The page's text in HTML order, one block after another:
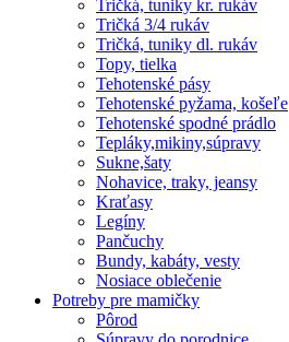
Tričká, tuniky kr. rukáv
Tričká 3/4 rukáv
Tričká, tuniky dl. rukáv
Topy, tielka
Tehotenské pásy
Tehotenské pyžama, košeľe
Tehotenské spodné prádlo
Tepláky,mikiny,súpravy
Sukne,šaty
Nohavice, traky, jeansy
Kraťasy
Legíny
Pančuchy
Bundy, kabáty, vesty
Nosiace oblečenie
Potreby pre mamičky
Pôrod